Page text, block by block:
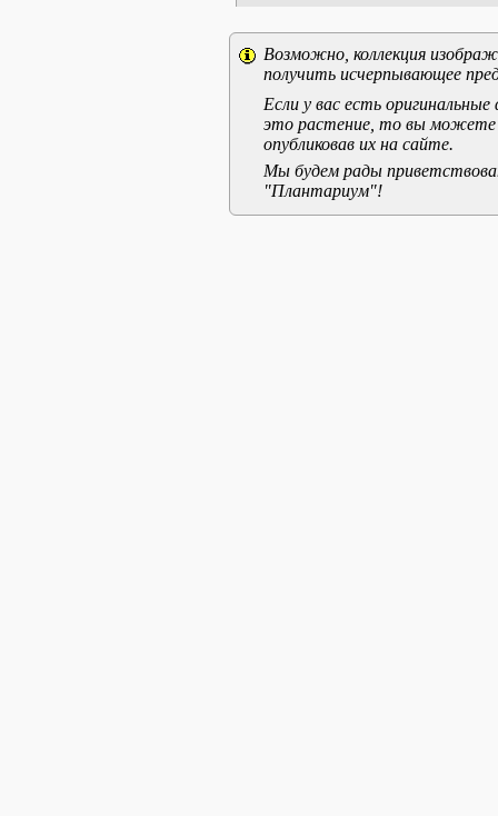
Возможно, коллекция
получить исчерпывающее
Если у вас есть
это растение, то вы можете
опубликовав их на сайте.
Мы будем рады
"Плантариум"!